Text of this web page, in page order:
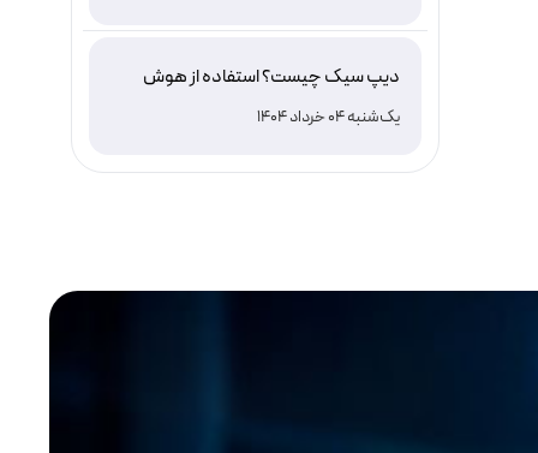
دیپ سیک چیست؟ استفاده از هوش
مصنوعی DeepSeek ، نصب و دانلود
یک‌شنبه 04 خرداد 1404